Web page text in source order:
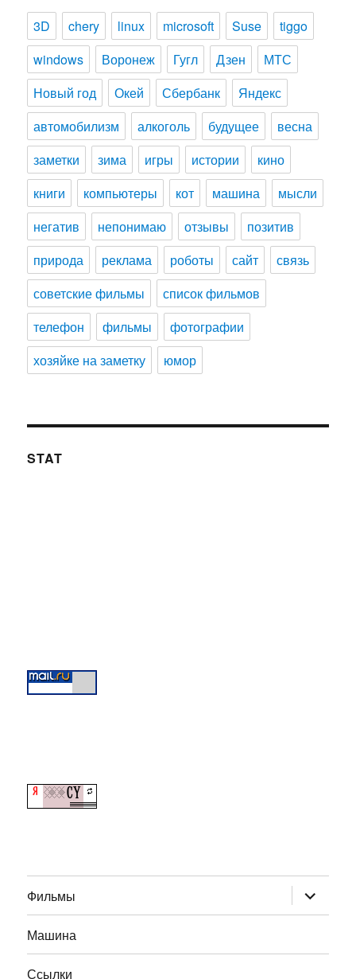
3D chery linux microsoft Suse
tiggo
windows
Воронеж Гугл Дзен
МТС
Новый год
Окей Сбербанк
Яндекс
автомобилизм
алкоголь будущее
весна
заметки
зима игры истории
кино
книги
компьютеры кот машина
мысли
негатив
непонимаю отзывы
позитив
природа
реклама роботы сайт
связь
советские фильмы
список фильмов
телефон
фильмы
фотографии
хозяйке на заметку
юмор
STAT
Фильмы дочернее
меню
Машина
Ссылки